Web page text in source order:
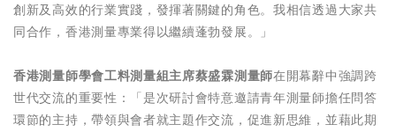
創新及高效的行業實踐，發揮著關鍵的角色。我相信透過大家共
同合作，香港測量專業得以繼續蓬勃發展。」
香港測量師學會工料測量組主席蔡盛霖測量師在開幕辭中強調跨
世代交流的重要性：「是次研討會特意邀請青年測量師擔任問答
環節的主持，帶領與會者就主題作交流，促進新思維，並藉此期